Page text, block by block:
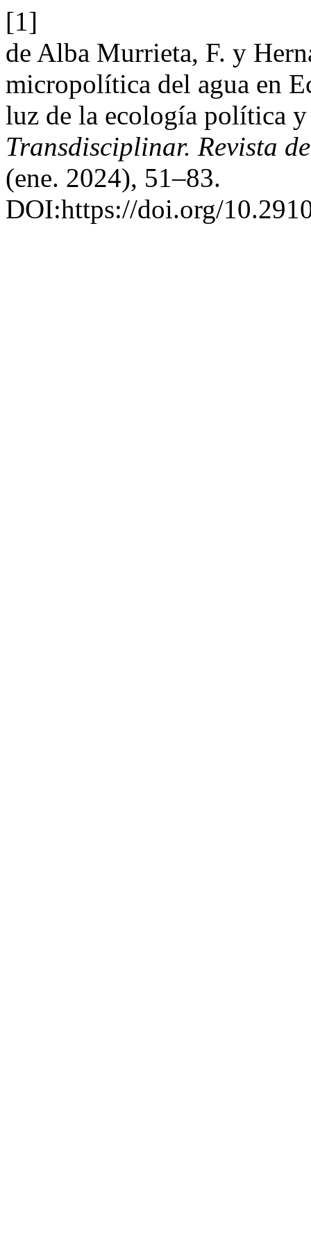
[1]
de Alba Murrieta, F. y
micropolítica del agua en
luz de la ecología política
Transdisciplinar. Revista
(ene. 2024), 51–83.
DOI:https://doi.org/